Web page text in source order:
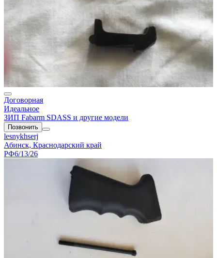
Договорная
Идеальное
ЗИП Fabarm SDASS и другие модели
Позвонить
lesnykhserj
Абинск, Краснодарский край
РФ6/13/26